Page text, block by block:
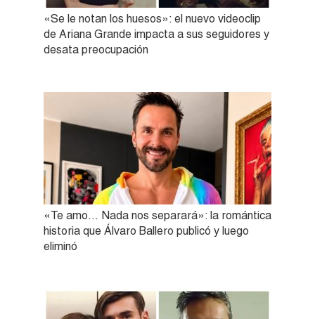
«Se le notan los huesos»: el nuevo videoclip
de Ariana Grande impacta a sus seguidores y
desata preocupación
«Te amo… Nada nos separará»: la romántica
historia que Álvaro Ballero publicó y luego
eliminó